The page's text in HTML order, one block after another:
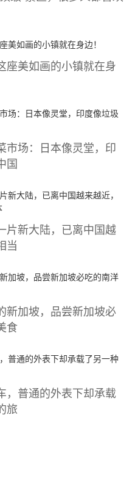
座美如画的小镇就在身
市场：日本像灵堂，印
国
片新大陆，已离中国越
当
新加坡，品尝新加坡必
食
，普通的外表下却承载
旅